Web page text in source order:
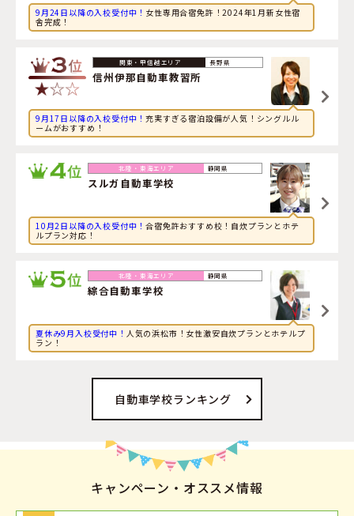
2026年8月8日
9月24日以降の入校受付中！ 女性専用合宿免許！2024年1月新女性宿
舎完成！
長野県
信州伊那自動車教習所
9月17日以降の入校受付中！充実すぎる宿泊設備が人気！シングルル
ームがおすすめ！
静岡県
スルガ自動車学校
10月2日以降の入校受付中！合宿免許おすすめ校！自炊プランとホテ
ルプラン対応！
静岡県
綜合自動車学校
夏休み9月入校受付中！ 人気の浜松市！女性激安自炊プランとホテルプ
ラン！
自動車学校ランキング
キャンペーン・オススメ情報